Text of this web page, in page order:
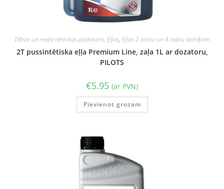
Dārza un meža tehnikas piederumi, Eļļas, Eļļas 2-taktu un 4-taktu dzinējiem
2T pussintētiska eļļa Premium Line, zaļa 1L ar dozatoru,
PILOTS
€5.95 (ar PVN)
Pievienot grozam